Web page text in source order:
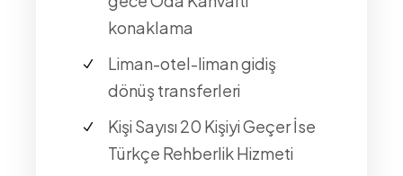
konaklama
Liman-otel-liman gidiş
dönüş transferleri
Kişi Sayısı 20 Kişiyi Geçer İse
Türkçe Rehberlik Hizmeti